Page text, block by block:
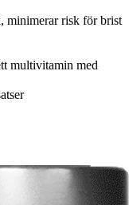
minimerar risk för brist
multivitamin med